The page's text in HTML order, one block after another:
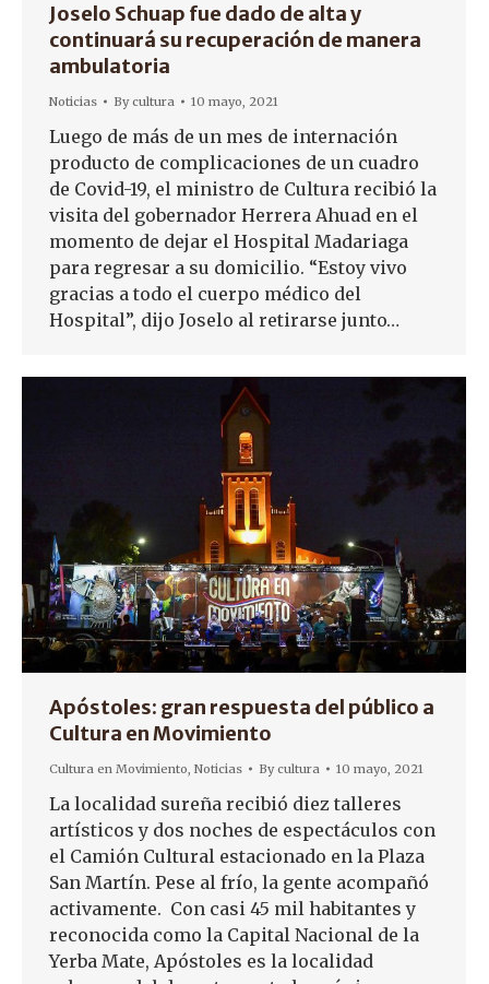
Joselo Schuap fue dado de alta y
continuará su recuperación de manera
ambulatoria
Noticias Bycultura 10 mayo, 2021
Luego de más de un mes de internación
producto de complicaciones de un cuadro
de Covid-19, el ministro de Cultura recibió la
visita del gobernador Herrera Ahuad en el
momento de dejar el Hospital Madariaga
para regresar a su domicilio. “Estoy vivo
gracias a todo el cuerpo médico del
Hospital”, dijo Joselo al retirarse junto…
Apóstoles: gran respuesta del público a
Cultura en Movimiento
Cultura en Movimiento, Noticias Bycultura 10 mayo, 2021
La localidad sureña recibió diez talleres
artísticos y dos noches de espectáculos con
el Camión Cultural estacionado en la Plaza
San Martín. Pese al frío, la gente acompañó
activamente. Con casi 45 mil habitantes y
reconocida como la Capital Nacional de la
Yerba Mate, Apóstoles es la localidad